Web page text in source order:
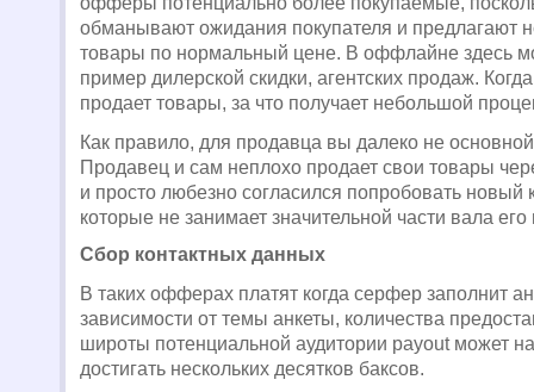
обманывают ожидания покупателя и предлагают
товары по нормальный цене. В оффлайне здесь
пример дилерской скидки, агентских продаж.
продает товары, за что получает небольшой
Как правило, для продавца вы далеко не
Продавец и сам неплохо продает свои товары
и просто любезно согласился попробовать новый
которые не занимает значительной части вала
Сбор контактных данных
В таких офферах платят когда серфер заполнит
зависимости от темы анкеты, количества
широты потенциальной аудитории payout может
достигать нескольких десятков баксов.